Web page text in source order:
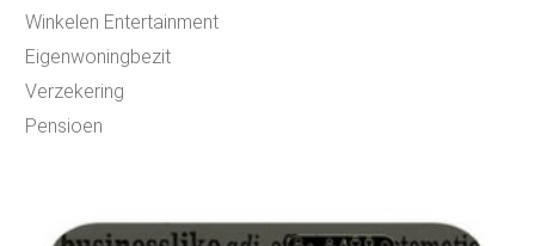
Winkelen Entertainment
Eigenwoningbezit
Verzekering
Pensioen